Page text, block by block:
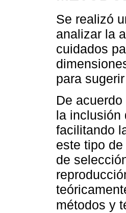
Se realizó
analizar la
cuidados
para
De
la inclusión
facilitando
este tipo
de
métodos y